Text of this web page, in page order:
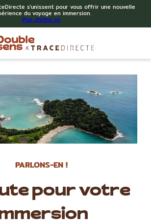
s'unissent pour vous offrir une nouvelle
du voyage en immersion.
Plus d'infos ici
PARLONS-EN !
pour votre
immersion